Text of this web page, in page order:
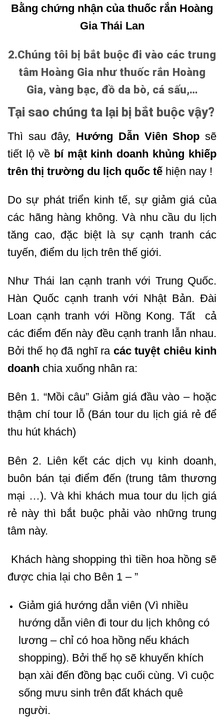
Bằng chứng nhận của thuốc rắn Hoàng
Gia Thái Lan
2.Chúng tôi bị bắt buộc đi vào các trung
tâm Hoàng Gia như thuốc rắn Hoàng
Gia, vàng bạc, đồ da bò, cá sấu,…
Tại sao chúng ta lại bị bắt buộc vậy?
Thì sau đây, Hướng Dẫn Viên Shop sẽ
tiết lộ về bí mật kinh doanh khủng khiếp
trên thị trường du lịch quốc tế hiện nay !
Do sự phát triển kinh tế, sự giảm giá của
các hãng hàng không. Và nhu cầu du lịch
tăng cao, đặc biệt là sự cạnh tranh các
tuyến, điểm du lịch trên thế giới.
Như Thái lan cạnh tranh với Trung Quốc.
Hàn Quốc cạnh tranh với Nhật Bản. Đài
Loan cạnh tranh với Hồng Kong. Tất cả
các điểm đến này đều cạnh tranh lẫn nhau.
Bởi thế họ đã nghĩ ra các tuyệt chiêu kinh
doanh chia xuống nhân ra:
Bên 1. “Mồi câu” Giảm giá đầu vào – hoặc
thậm chí tour lỗ (Bán tour du lịch giá rẻ để
thu hút khách)
Bên 2. Liên kết các dịch vụ kinh doanh,
buôn bán tại điểm đến (trung tâm thương
mại …). Và khi khách mua tour du lịch giá
rẻ này thì bắt buộc phải vào những trung
tâm này.
Khách hàng shopping thì tiền hoa hồng sẽ
được chia lại cho Bên 1 – ”
Giảm giá hướng dẫn viên (Vì nhiều
hướng dẫn viên đi tour du lịch không có
lương – chỉ có hoa hồng nếu khách
shopping). Bởi thế họ sẽ khuyến khích
bạn xài đến đồng bạc cuối cùng. Vì cuộc
sống mưu sinh trên đất khách quê
người.